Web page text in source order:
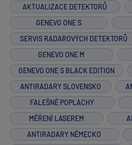
AKTUALIZACE DETEKTORŮ
GENEVO ONE S
SERVIS RADAROVÝCH DETEKTORŮ
GENEVO ONE M
GENEVO ONE S BLACK EDITION
ANTIRADARY SLOVENSKO
FALEŠNÉ POPLACHY
MĚŘENÍ LASEREM
ANTIRADARY NĚMECKO